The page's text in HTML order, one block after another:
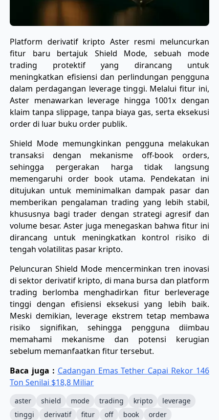
Platform derivatif kripto Aster resmi meluncurkan
fitur baru bertajuk Shield Mode, sebuah mode
trading protektif yang dirancang untuk
meningkatkan efisiensi dan perlindungan pengguna
dalam perdagangan leverage tinggi. Melalui fitur ini,
Aster menawarkan leverage hingga 1001x dengan
klaim tanpa slippage, tanpa biaya gas, serta eksekusi
order di luar buku order publik.
Shield Mode memungkinkan pengguna melakukan
transaksi dengan mekanisme off-book orders,
sehingga pergerakan harga tidak langsung
memengaruhi order book utama. Pendekatan ini
ditujukan untuk meminimalkan dampak pasar dan
memberikan pengalaman trading yang lebih stabil,
khususnya bagi trader dengan strategi agresif dan
volume besar. Aster juga menegaskan bahwa fitur ini
dirancang untuk meningkatkan kontrol risiko di
tengah volatilitas pasar kripto.
Peluncuran Shield Mode mencerminkan tren inovasi
di sektor derivatif kripto, di mana bursa dan platform
trading berlomba menghadirkan fitur berleverage
tinggi dengan efisiensi eksekusi yang lebih baik.
Meski demikian, leverage ekstrem tetap membawa
risiko signifikan, sehingga pengguna diimbau
memahami mekanisme dan potensi kerugian
sebelum memanfaatkan fitur tersebut.
Baca juga : Cadangan Emas Tether Capai Rekor 146
Ton Senilai $18,8 Miliar
aster shield mode trading kripto
leverage
tinggi
derivatif fitur off book order